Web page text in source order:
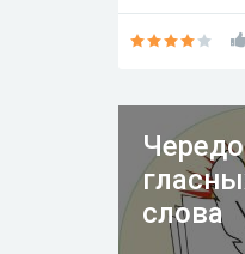
слова